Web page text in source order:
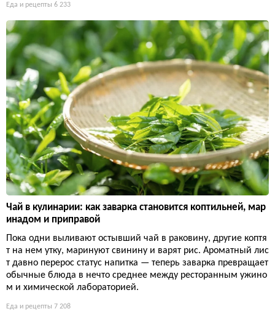
Еда и рецепты 6 233
Чай в кулинарии: как заварка становится коптильней, мар
инадом и приправой
Пока одни выливают остывший чай в раковину, другие коптя
т на нем утку, маринуют свинину и варят рис. Ароматный лис
т давно перерос статус напитка — теперь заварка превращает
обычные блюда в нечто среднее между ресторанным ужино
м и химической лабораторией.
Еда и рецепты 7 208